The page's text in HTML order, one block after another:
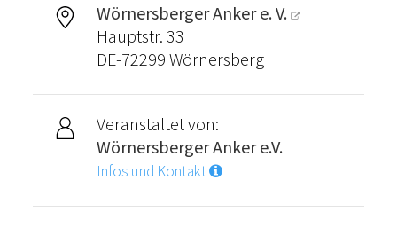
Wörnersberger Anker e. V.
Hauptstr. 33
DE-72299 Wörnersberg
Veranstaltet von:
Wörnersberger Anker e.V.
Infos und Kontakt